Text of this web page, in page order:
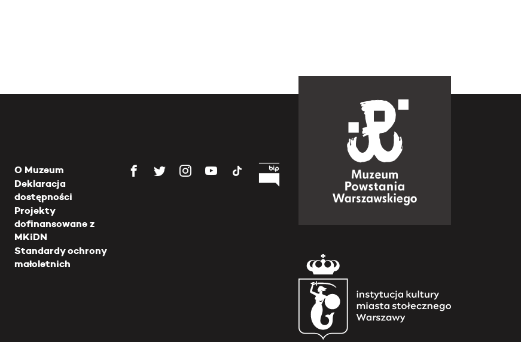
O Muzeum
Deklaracja
dostępności
Projekty
dofinansowane z
MKiDN
Standardy ochrony
małoletnich